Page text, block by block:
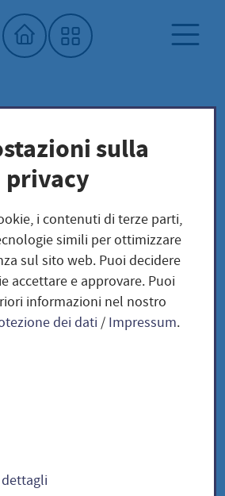
Biblioteca dei semi
- Ernte -
TOMATEN
lycopersicum
USA-
/ Solanum
sulla
privacy
i contenuti di terze parti,
simili per ottimizzare
sul sito web. Puoi decidere
accettare e approvare. Puoi
informazioni nel nostro
dei dati/ Impressum.